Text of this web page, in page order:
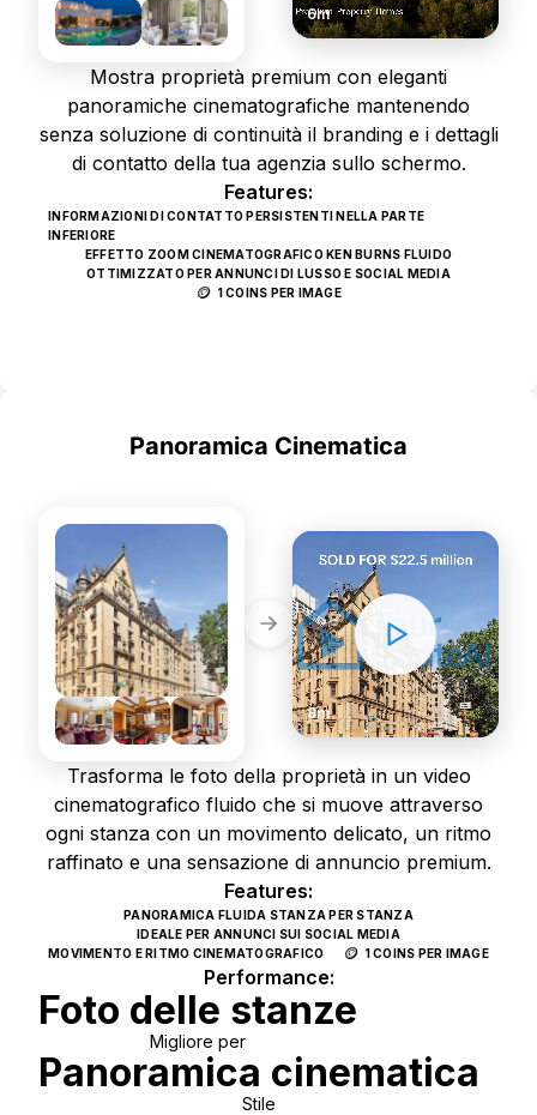
6m
Mostra proprietà premium con eleganti
panoramiche cinematografiche mantenendo
senza soluzione di continuità il branding e i dettagli
di contatto della tua agenzia sullo schermo.
Features:
INFORMAZIONI DI CONTATTO PERSISTENTI NELLA PARTE
INFERIORE
EFFETTO ZOOM CINEMATOGRAFICO KEN BURNS FLUIDO
OTTIMIZZATO PER ANNUNCI DI LUSSO E SOCIAL MEDIA
🪙 1 COINS PER IMAGE
Panoramica Cinematica
8m
Trasforma le foto della proprietà in un video
cinematografico fluido che si muove attraverso
ogni stanza con un movimento delicato, un ritmo
raffinato e una sensazione di annuncio premium.
Features:
PANORAMICA FLUIDA STANZA PER STANZA
IDEALE PER ANNUNCI SUI SOCIAL MEDIA
MOVIMENTO E RITMO CINEMATOGRAFICO
🪙 1 COINS PER IMAGE
Performance:
Foto delle stanze
Migliore per
Panoramica cinematica
Stile